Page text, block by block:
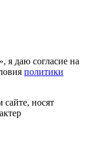
я даю согласие на
политики
носят